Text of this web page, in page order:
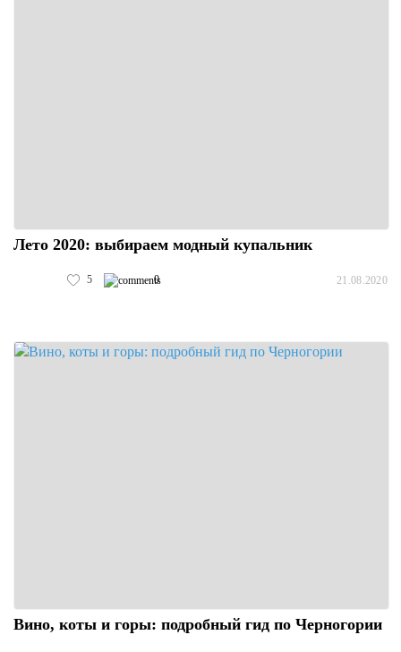
Лето 2020: выбираем модный купальник
5 0 21.08.2020
Вино, коты и горы: подробный гид по Черногории